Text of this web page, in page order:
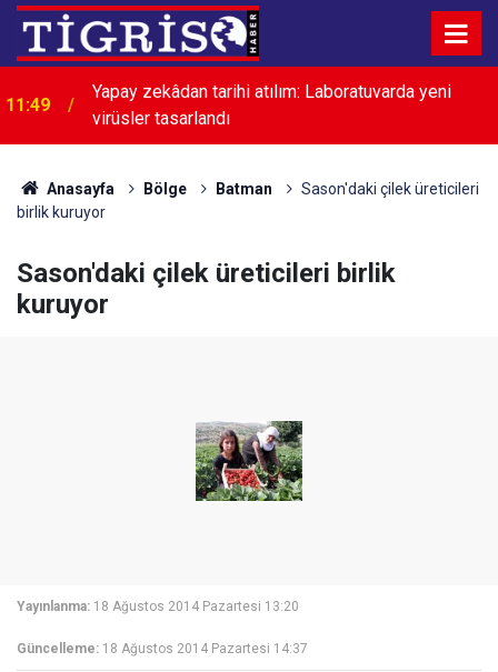
11:49
Yapay zekâdan tarihi atılım: Laboratuvarda yeni
virüsler tasarlandı
11:45
Vali Zorluoğlu başkanlığında güvenlik toplantısı
Anasayfa Bölge Batman
Sason'daki çilek üreticileri
birlik kuruyor
Sason'daki çilek üreticileri birlik
kuruyor
Yayınlanma: 18 Ağustos 2014 Pazartesi 13:20
Güncelleme: 18 Ağustos 2014 Pazartesi 14:37